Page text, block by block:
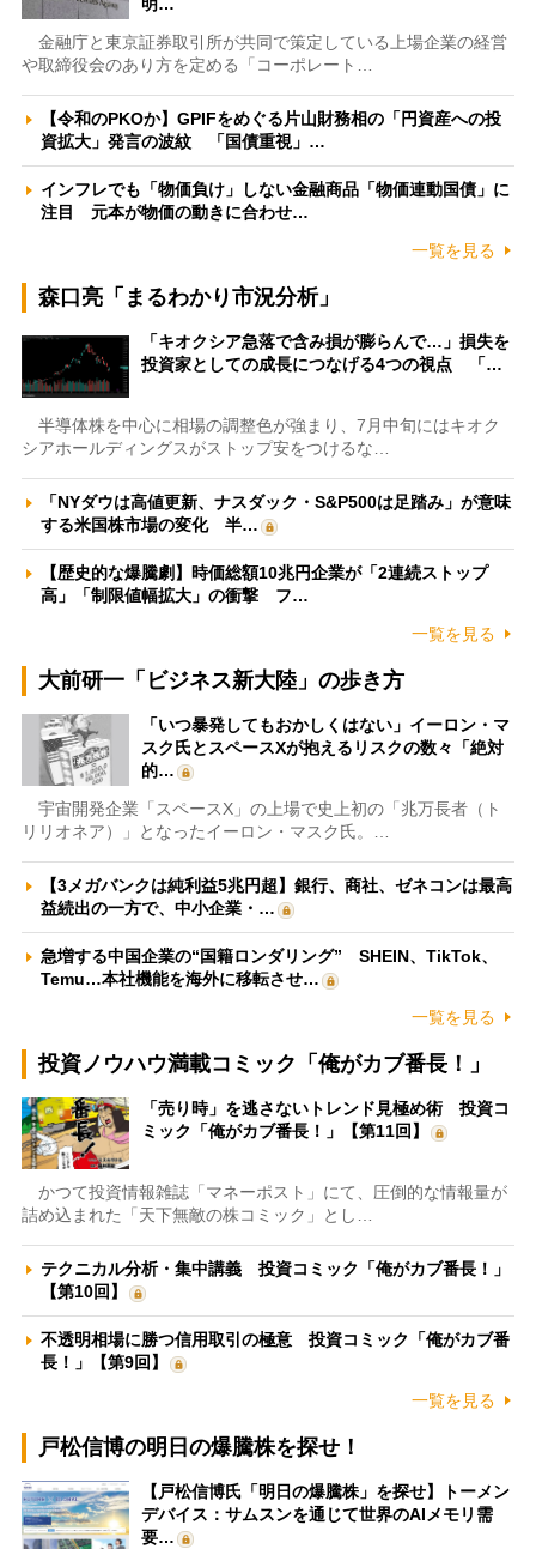
明…
金融庁と東京証券取引所が共同で策定している上場企業の経営
や取締役会のあり方を定める「コーポレート…
【令和のPKOか】GPIFをめぐる片山財務相の「円資産への投
資拡大」発言の波紋 「国債重視」…
インフレでも「物価負け」しない金融商品「物価連動国債」に
注目 元本が物価の動きに合わせ…
一覧を見る
森口亮「まるわかり市況分析」
「キオクシア急落で含み損が膨らんで…」損失を
投資家としての成長につなげる4つの視点 「…
半導体株を中心に相場の調整色が強まり、7月中旬にはキオク
シアホールディングスがストップ安をつけるな…
「NYダウは高値更新、ナスダック・S&P500は足踏み」が意味
する米国株市場の変化 半…
【歴史的な爆騰劇】時価総額10兆円企業が「2連続ストップ
高」「制限値幅拡大」の衝撃 フ…
一覧を見る
大前研一「ビジネス新大陸」の歩き方
「いつ暴発してもおかしくはない」イーロン・マ
スク氏とスペースXが抱えるリスクの数々「絶対
的…
宇宙開発企業「スペースX」の上場で史上初の「兆万長者（ト
リリオネア）」となったイーロン・マスク氏。…
【3メガバンクは純利益5兆円超】銀行、商社、ゼネコンは最高
益続出の一方で、中小企業・…
急増する中国企業の“国籍ロンダリング” SHEIN、TikTok、
Temu…本社機能を海外に移転させ…
一覧を見る
投資ノウハウ満載コミック「俺がカブ番長！」
「売り時」を逃さないトレンド見極め術 投資コ
ミック「俺がカブ番長！」【第11回】
かつて投資情報雑誌「マネーポスト」にて、圧倒的な情報量が
詰め込まれた「天下無敵の株コミック」とし…
テクニカル分析・集中講義 投資コミック「俺がカブ番長！」
【第10回】
不透明相場に勝つ信用取引の極意 投資コミック「俺がカブ番
長！」【第9回】
一覧を見る
戸松信博の明日の爆騰株を探せ！
【戸松信博氏「明日の爆騰株」を探せ】トーメン
デバイス：サムスンを通じて世界のAIメモリ需
要…